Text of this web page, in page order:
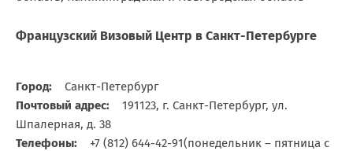
Французский Визовый Центр в Санкт-Петербурге
Город: Санкт-Петербург
Почтовый адрес: 191123, г. Санкт-Петербург, ул.
Шпалерная, д. 38
Телефоны: +7 (812) 644-42-91(понедельник – пятница с